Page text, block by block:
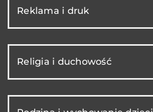
Reklama i druk
Religia i duchowość